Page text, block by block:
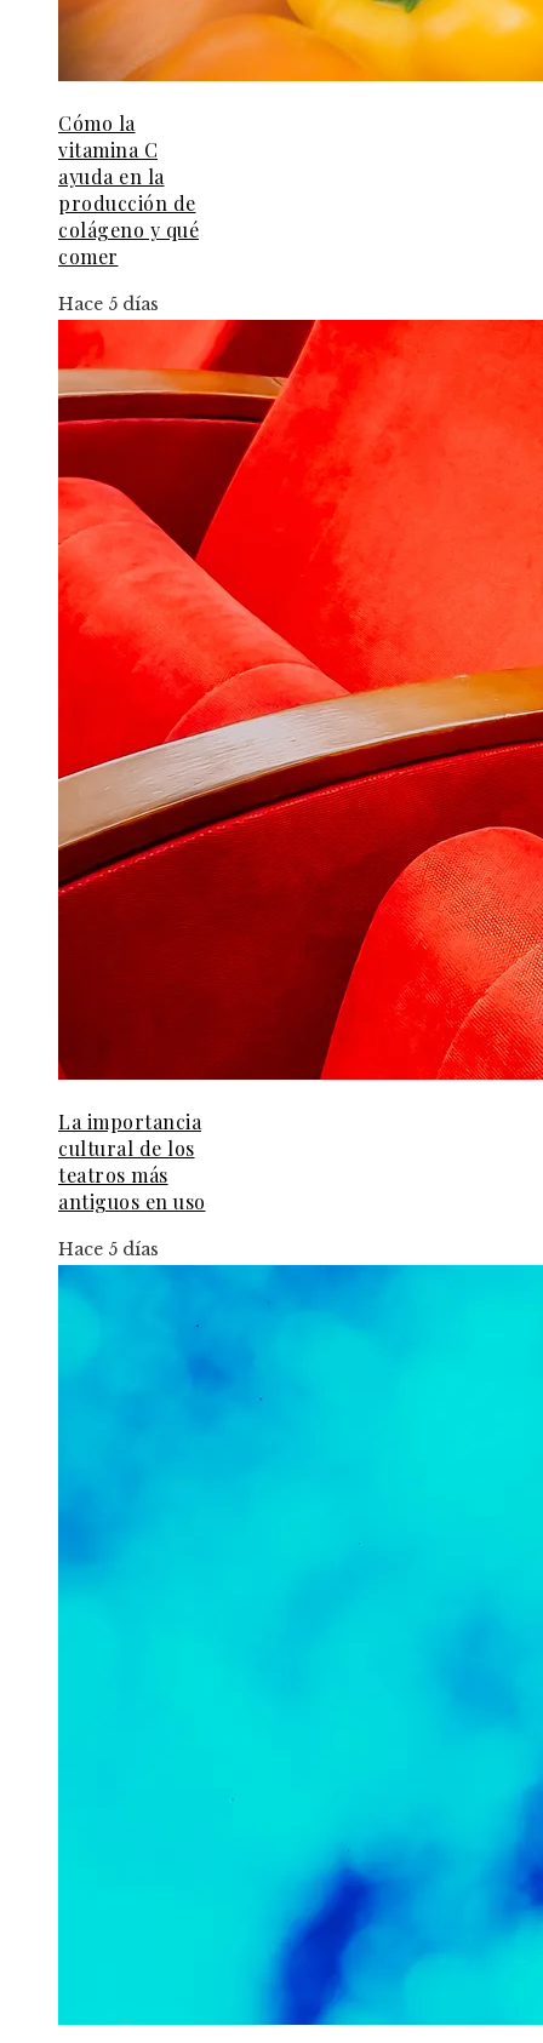
Cómo la
vitamina C
ayuda en la
producción de
colágeno y qué
comer
Hace 5 días
La importancia
cultural de los
teatros más
antiguos en uso
Hace 5 días